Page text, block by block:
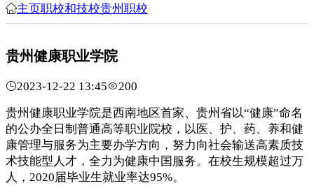
主页职校和技校贵州职校
贵州健康职业学院
2023-12-22 13:45 200
贵州健康职业学院是西南地区首家、贵州省以“健康”命名
的公办全日制普通高等职业院校，以医、护、药、养和健
康管理与服务为主要办学方向，努力向社会输送高素质技
术技能型人才，全力为健康中国服务。在校生规模超过万
人，2020届毕业生就业率达95%。